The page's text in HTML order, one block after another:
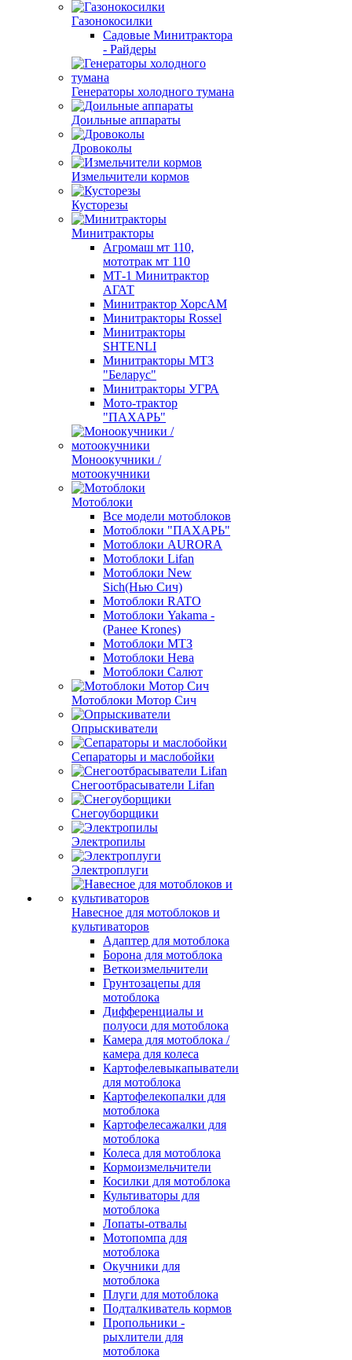
Газонокосилки
Садовые Минитрактора
- Райдеры
Генераторы холодного тумана
Доильные аппараты
Дровоколы
Измельчители кормов
Кусторезы
Минитракторы
Агромаш мт 110,
мототрак мт 110
МТ-1 Минитрактор
АГАТ
Минитрактор ХорсАМ
Минитракторы Rossel
Минитракторы
SHTENLI
Минитракторы МТЗ
"Беларус"
Минитракторы УГРА
Мото-трактор
"ПАХАРЬ"
Моноокучники /
мотоокучники
Мотоблоки
Все модели мотоблоков
Мотоблоки "ПАХАРЬ"
Мотоблоки AURORA
Мотоблоки Lifan
Мотоблоки New
Sich(Нью Сич)
Мотоблоки RATO
Мотоблоки Yakama -
(Ранее Krones)
Мотоблоки МТЗ
Мотоблоки Нева
Мотоблоки Салют
Мотоблоки Мотор Сич
Опрыскиватели
Сепараторы и маслобойки
Снегоотбрасыватели Lifan
Снегоуборщики
Электропилы
Электроплуги
Навесное для мотоблоков и
культиваторов
Адаптер для мотоблока
Борона для мотоблока
Веткоизмельчители
Грунтозацепы для
мотоблока
Дифференциалы и
полуоси для мотоблока
Камера для мотоблока /
камера для колеса
Картофелевыкапыватели
для мотоблока
Картофелекопалки для
мотоблока
Картофелесажалки для
мотоблока
Колеса для мотоблока
Кормоизмельчители
Косилки для мотоблока
Культиваторы для
мотоблока
Лопаты-отвалы
Мотопомпа для
мотоблока
Окучники для
мотоблока
Плуги для мотоблока
Подталкиватель кормов
Пропольники -
рыхлители для
мотоблока